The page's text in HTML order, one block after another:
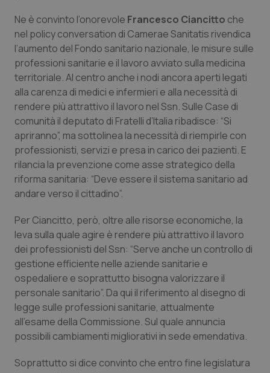
Lazio
Liguria
Lombardia
Marche
Molise
Piemonte
Provincia Autonoma di Bolzano
Provincia Autonoma di Trento
Puglia
Sardegna
Diabete & glucometri
Disturbi dell’umore
Dolore
Donna & Salute
Epatiti
HIV
Infezioni & Febbre
Ipertensione & Scompenso
Malattie rare
Malattia di Crohn & Rettocolite Ulcerosa
Ne è convinto l’onorevole Francesco Ciancitto che
nel policy conversation di Camerae Sanitatis rivendica
l’aumento del Fondo sanitario nazionale, le misure sulle
professioni sanitarie e il lavoro avviato sulla medicina
territoriale. Al centro anche i nodi ancora aperti legati
alla carenza di medici e infermieri e alla necessità di
rendere più attrattivo il lavoro nel Ssn. Sulle Case di
comunità il deputato di Fratelli d’Italia ribadisce: “Si
apriranno”, ma sottolinea la necessità di riempirle con
professionisti, servizi e presa in carico dei pazienti. E
rilancia la prevenzione come asse strategico della
riforma sanitaria: “Deve essere il sistema sanitario ad
andare verso il cittadino”.
Per Ciancitto, però, oltre alle risorse economiche, la
leva sulla quale agire è rendere più attrattivo il lavoro
dei professionisti del Ssn: “Serve anche un controllo di
gestione efficiente nelle aziende sanitarie e
ospedaliere e soprattutto bisogna valorizzare il
personale sanitario”. Da qui il riferimento al disegno di
legge sulle professioni sanitarie, attualmente
all’esame della Commissione. Sul quale annuncia
possibili cambiamenti migliorativi in sede emendativa.
Soprattutto si dice convinto che entro fine legislatura